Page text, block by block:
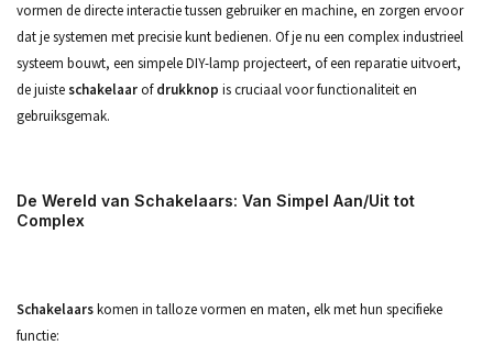
vormen de directe interactie tussen gebruiker en machine, en zorgen ervoor
dat je systemen met precisie kunt bedienen. Of je nu een complex industrieel
systeem bouwt, een simpele DIY-lamp projecteert, of een reparatie uitvoert,
de juiste schakelaarofdrukknop is cruciaal voor functionaliteit en
gebruiksgemak.
De Wereld van Schakelaars: Van Simpel Aan/Uit tot
Complex
Schakelaarskomen in talloze vormen en maten, elk met hun specifieke
functie: